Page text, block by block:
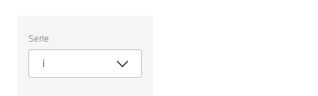
un
veicolo.
Serie
i